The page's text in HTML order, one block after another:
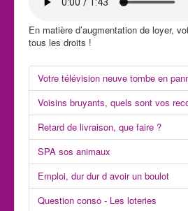
En matière d’augmentation de loyer,
tous les droits !
Votre télévision neuve tombe en
Voisins bruyants, quels sont vos
Retard de livraison, que faire ?
SPA sos animaux
Emploi, dur dur d avoir un boulot
Question conso - Les loteries